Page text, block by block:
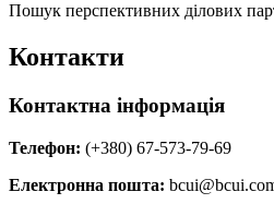
Пошук перспективних ділових
Контакти
Контактна інформація
Телефон: (+380) 67-573-79-69
Електронна пошта: